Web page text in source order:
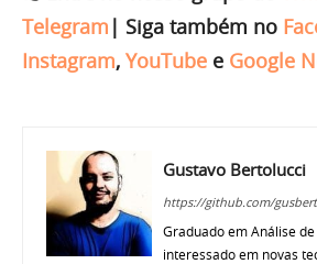
Telegram | Siga também no
Instagram, YouTube e Google
Gustavo Bertolucci
https://github.com/
Graduado em Análise de
interessado em novas